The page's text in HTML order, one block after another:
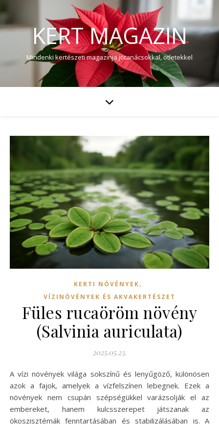
KERT MAGAZIN
Mindenki kertészeti magazinja jótanácsokkal, ötletekkel
KERTI NÖVÉNYEK,
VÍZINÖVÉNYEK ÉS AKVAKERTÉSZET
Füles rucaöröm növény
(Salvinia auriculata)
2025.05.23.
A vízi növények világa sokszínű és lenyűgöző, különösen
azok a fajok, amelyek a vízfelszínen lebegnek. Ezek a
növények nem csupán szépségükkel varázsolják el az
embereket, hanem kulcsszerepet játszanak az
ökoszisztémák fenntartásában és stabilizálásában is. A